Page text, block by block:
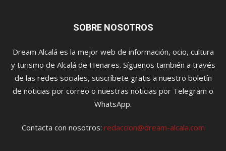
SOBRE NOSOTROS
Dream Alcalá es la mejor web de información, ocio, cultura
y turismo de Alcalá de Henares. Síguenos también a través
de las redes sociales, suscríbete gratis a nuestro boletín
de noticias por correo o nuestras noticias por Telegram o
WhatsApp.
Contacta con nosotros: redaccion@dream-alcala.com